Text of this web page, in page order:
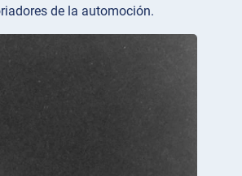
de la automoción.